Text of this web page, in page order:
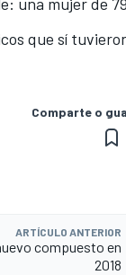
una mujer de
que sí
Comparte o
ARTÍCULO ANTERIOR
compuesto en
2018